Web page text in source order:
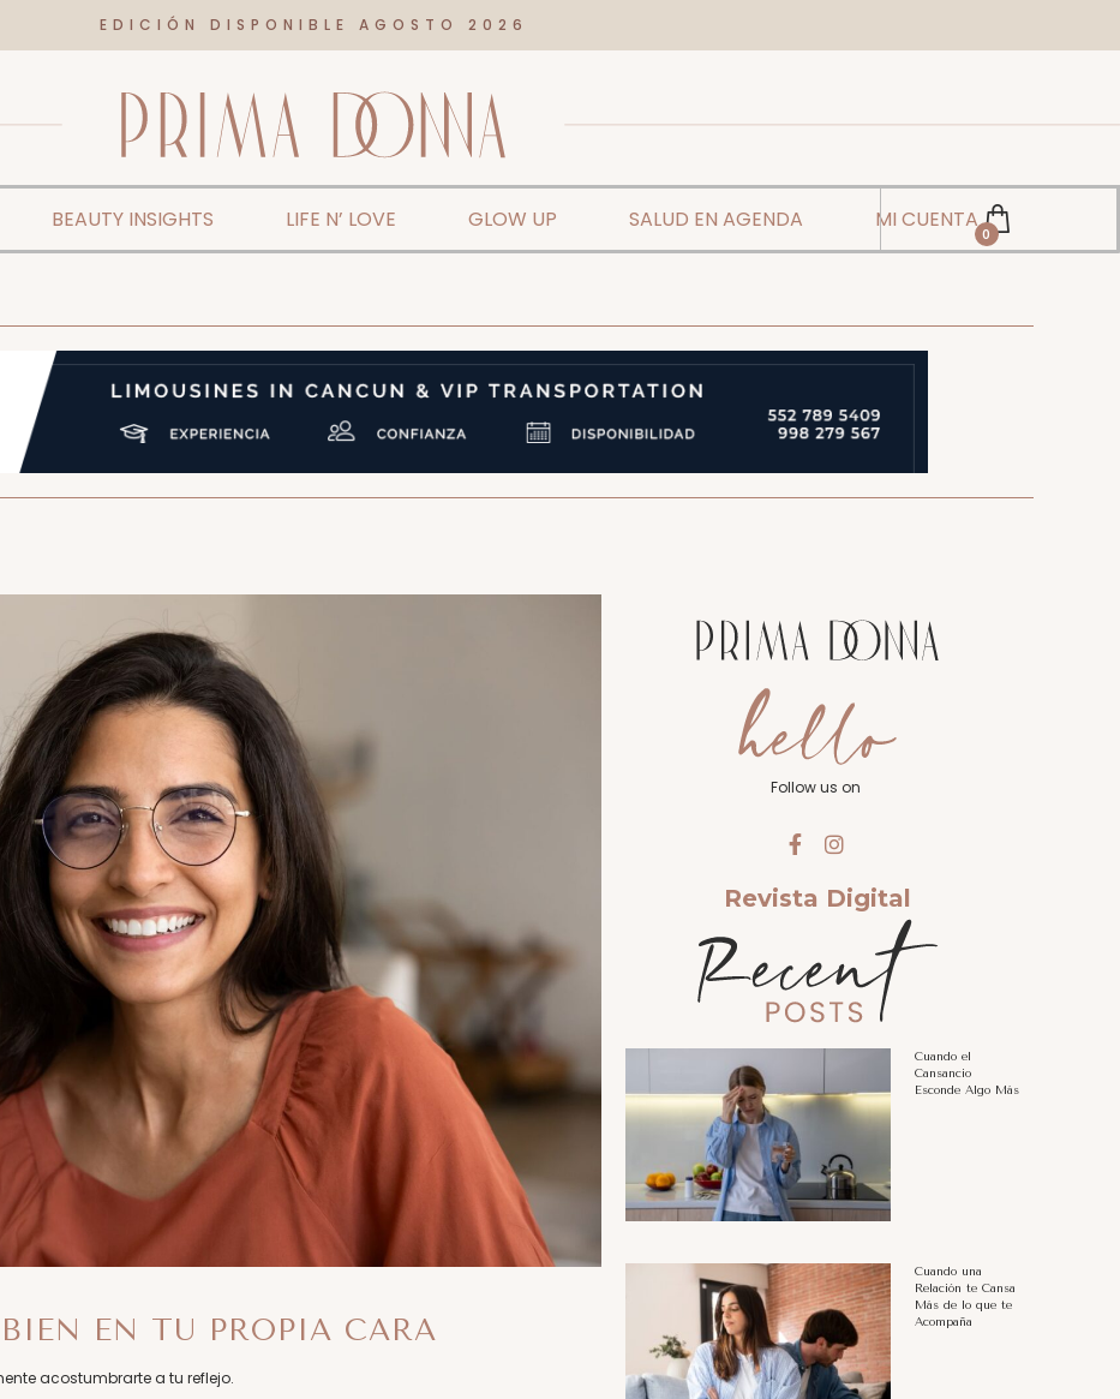
EDICIÓN DISPONIBLE AGOSTO 2026
BEAUTY INSIGHTS LIFE N’ LOVE GLOW UP SALUD EN AGENDA MI CUENTA
0
EN TU PROPIA CARA
acostumbrarte a tu reflejo.
Follow us on
Revista Digital
Cuando el
Cansancio
Esconde Algo Más
Cuando una
Relación te Cansa
Más de lo que te
Acompaña